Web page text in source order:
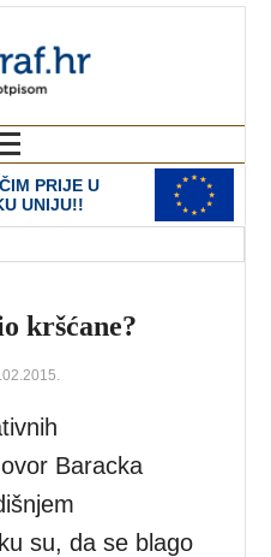
PRIJE U
UNIJU!!
kršćane?
Baracka
su, da se blago